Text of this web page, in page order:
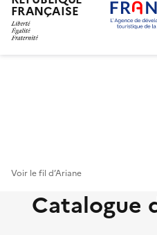
FRANÇAISE
Voir le fil d’Ariane
Catalogue